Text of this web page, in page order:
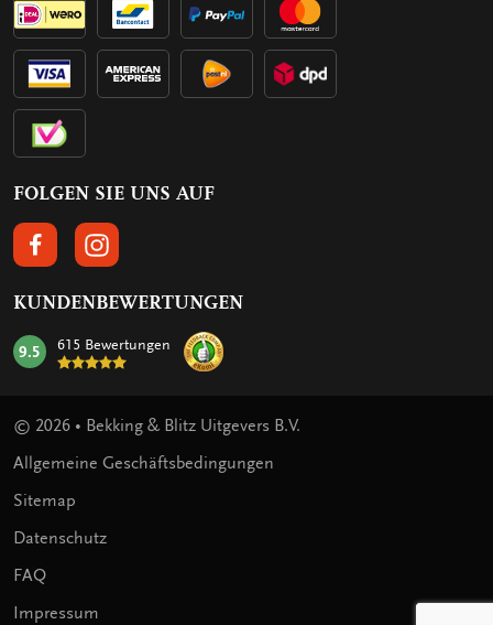
FOLGEN SIE UNS AUF
FOLGEN SIE UNS AUF FACEBOOK
FOLGEN SIE UNS AUF INSTAGRAM
KUNDENBEWERTUNGEN
mark:
9.5 615 Bewertungen
© 2026 • Bekking & Blitz Uitgevers B.V.
Allgemeine Geschäftsbedingungen
Sitemap
Datenschutz
FAQ
Impressum